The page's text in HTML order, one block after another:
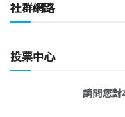
社群網路
投票中心
請問您對